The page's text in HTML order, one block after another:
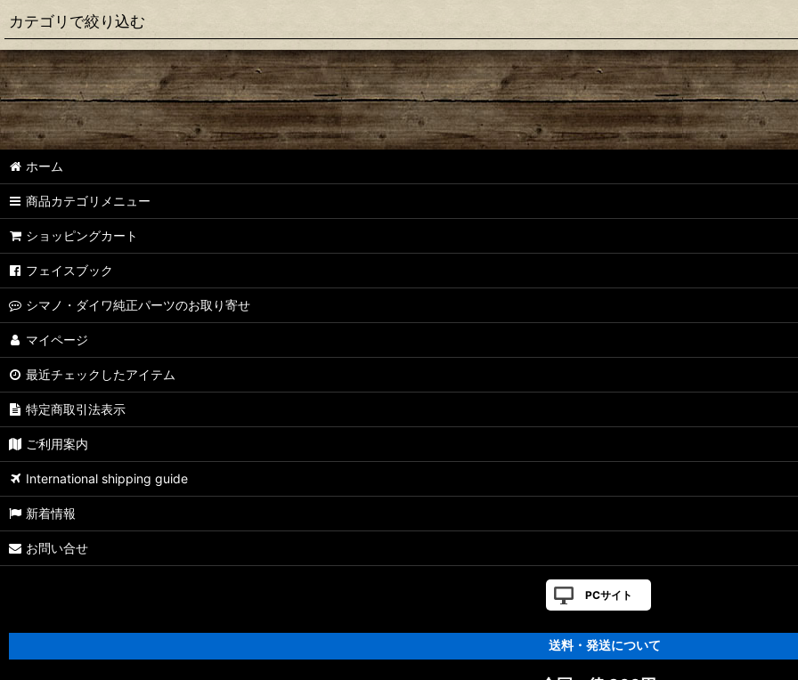
並び順
絞り込む
カテゴリで絞り込む
【シマノ】22アルデバラン BFS［ALDEBARAN］純正パーツリスト
【シマノ】18アルデバラン MGL［ALDEBARAN］純正パーツリスト
【シマノ】16アルデバラン BFS/BFS XG［ALDEBARAN］純正パーツリスト
【シマノ】22メタニウム シャローエディション［Metanium］純正パーツリスト
【シマノ】20メタニウム［Metanium］純正パーツリスト
【シマノ】13メタニウム［Metanium］純正パーツリスト
【シマノ】15メタニウム DC［Metanium］純正パーツリスト
【シマノ】07-08メタニウム Mｇ/MgDC［Metanium］純正パーツリスト
【シマノ】21アンタレス DC［ANTARES］純正パーツリスト
【シマノ】22バンタム［BANTAM MGL］純正パーツリスト
【シマノ】05メタニウム XT［Metanium］純正パーツリスト
【シマノ】19アンタレス［ANTARES］純正パーツリスト
【シマノ】18アンタレス DC MD XG［ANTARES］純正パーツリスト
ホーム
商品カテゴリメニュー
ショッピングカート
フェイスブック
シマノ・ダイワ純正パーツのお取り寄せ
マイページ
最近チェックしたアイテム
特定商取引法表示
ご利用案内
International shipping guide
新着情報
お問い合せ
PCサイト
送料・発送について